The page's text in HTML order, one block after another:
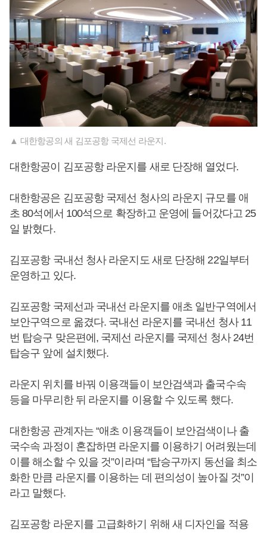
▲ 대한항공의 새 김포공항 국제선 라운지.
대한항공이 김포공항 라운지를 새로 단장해 열었다.
대한항공은 김포공항 국제선 청사의 라운지 규모를 애
초 80석에서 100석으로 확장하고 운영에 들어갔다고 25
일 밝혔다.
김포공항 국내선 청사 라운지도 새로 단장해 22일부터
운영하고 있다.
김포공항 국제선과 국내선 라운지를 애초 일반구역에서
보안구역으로 옮겼다. 국내선 라운지를 국내선 청사 11
번 탑승구 맞은편에, 국제선 라운지를 국제선 청사 24번
탑승구 앞에 설치했다.
라운지 위치를 바꿔 이용객들이 보안검색과 출국수속
등을 마무리한 뒤 라운지를 이용할 수 있도록 했다.
대한항공 관계자는 “애초 이용객들이 보안검색이나 출
국수속 과정이 혼잡하면 라운지를 이용하기 어려웠는데
이를 해소할 수 있을 것”이라며 “탑승구까지 동선을 최소
화한 만큼 라운지를 이용하는 데 편의성이 높아질 것”이
라고 말했다.
김포공항 라운지를 고급화하기 위해 새 디자인을 적용